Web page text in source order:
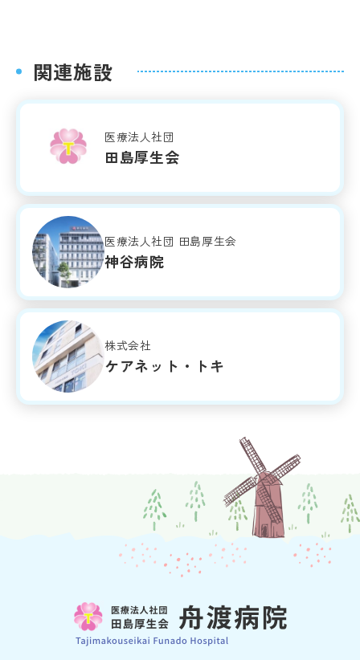
関連施設
医療法人社団
田島厚生会
医療法人社団 田島厚生会
神谷病院
株式会社
ケアネット・トキ